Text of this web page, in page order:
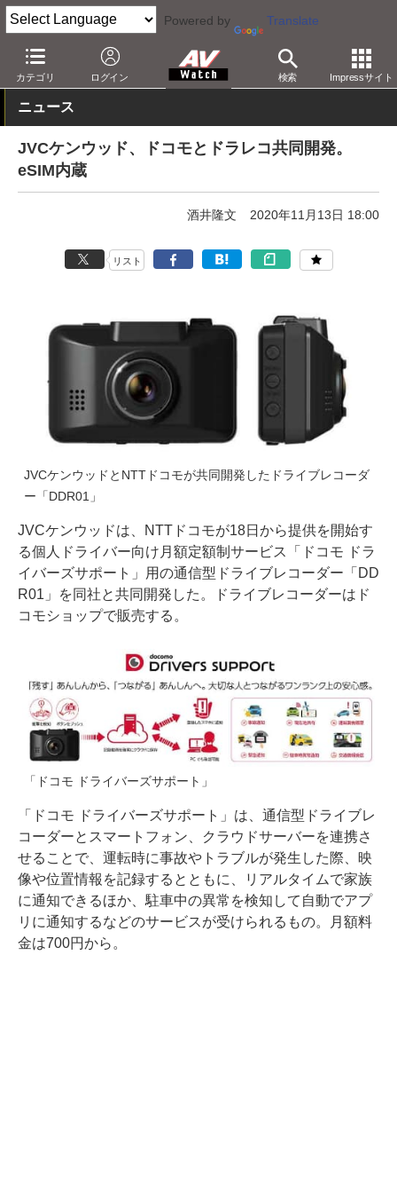
Powered by Translate
カテゴリ ログイン 検索 Impressサイト
AV Watch 製品 ビデオカメラ
ニュース
JVCケンウッド、ドコモとドラレコ共同開発。
eSIM内蔵
酒井隆文 2020年11月13日 18:00
リスト
JVCケンウッドとNTTドコモが共同開発したドライブレコーダ
ー「DDR01」
JVCケンウッドは、NTTドコモが18日から提供を開始す
る個人ドライバー向け月額定額制サービス「ドコモ ドラ
イバーズサポート」用の通信型ドライブレコーダー「DD
R01」を同社と共同開発した。ドライブレコーダーはド
コモショップで販売する。
「ドコモ ドライバーズサポート」
「ドコモ ドライバーズサポート」は、通信型ドライブレ
コーダーとスマートフォン、クラウドサーバーを連携さ
せることで、運転時に事故やトラブルが発生した際、映
像や位置情報を記録するとともに、リアルタイムで家族
に通知できるほか、駐車中の異常を検知して自動でアプ
リに通知するなどのサービスが受けられるもの。月額料
金は700円から。